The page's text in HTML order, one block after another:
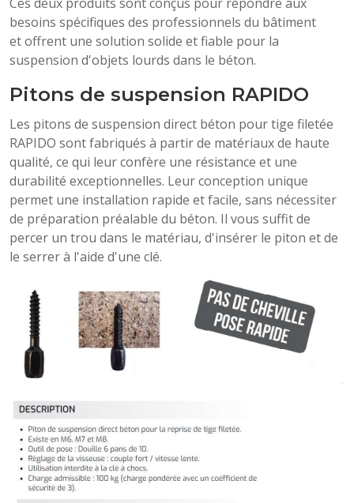
besoins spécifiques des professionnels du bâtiment
et offrent une solution solide et fiable pour la
suspension d'objets lourds dans le béton.
Pitons de suspension RAPIDO
Les pitons de suspension direct béton pour tige filetée
RAPIDO sont fabriqués à partir de matériaux de haute
qualité, ce qui leur confère une résistance et une
durabilité exceptionnelles. Leur conception unique
permet une installation rapide et facile, sans nécessiter
de préparation préalable du béton. Il vous suffit de
percer un trou dans le matériau, d'insérer le piton et de
le serrer à l'aide d'une clé.